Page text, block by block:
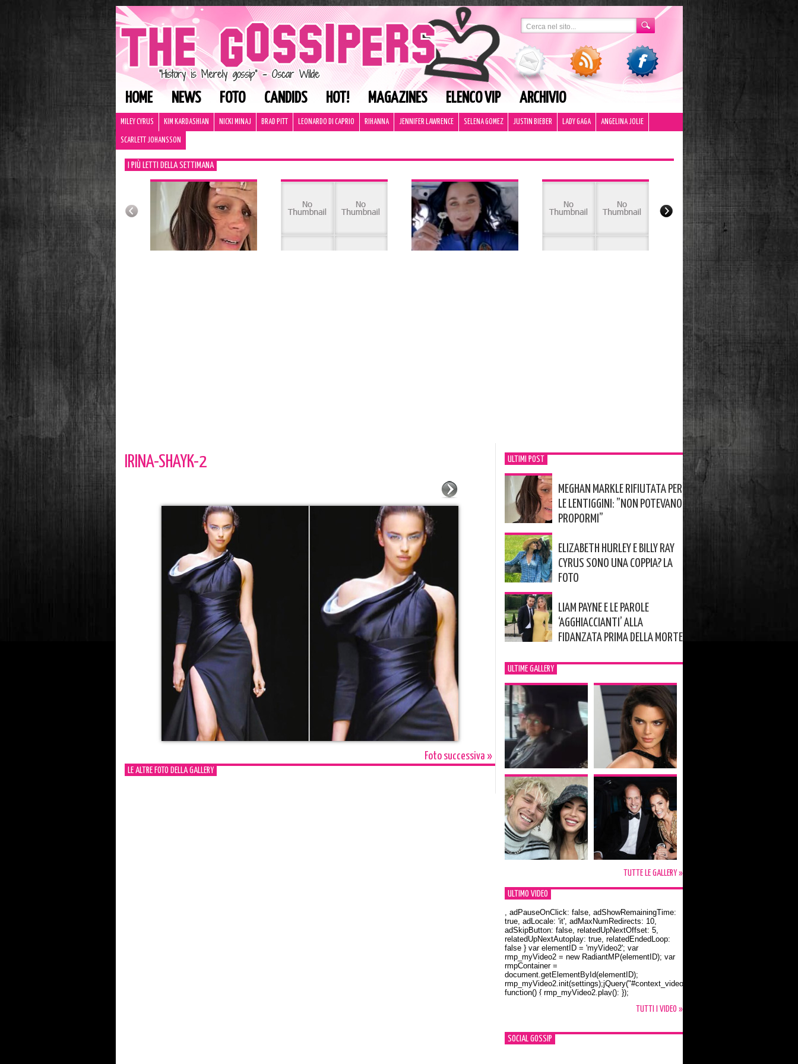
HOME NEWS FOTO CANDIDS HOT! MAGAZINES ELENCO VIP ARCHIVIO
MILEY CYRUS KIM KARDASHIAN NICKI MINAJ BRAD PITT LEONARDO DI CAPRIO RIHANNA JENNIFER LAWRENCE SELENA GOMEZ JUSTIN BIEBER LADY GAGA ANGELINA JOLIE
SCARLETT JOHANSSON
I PIÙ LETTI DELLA SETTIMANA
IRINA-SHAYK-2
Foto successiva »
LE ALTRE FOTO DELLA GALLERY
ULTIMI POST
MEGHAN MARKLE RIFIUTATA PER
LE LENTIGGINI: ”NON POTEVANO
PROPORMI”
ELIZABETH HURLEY E BILLY RAY
CYRUS SONO UNA COPPIA? LA
FOTO
LIAM PAYNE E LE PAROLE
‘AGGHIACCIANTI’ ALLA
FIDANZATA PRIMA DELLA MORTE
ULTIME GALLERY
TUTTE LE GALLERY »
ULTIMO VIDEO
Orlando Bloom e la t-shirt dedicata a Flynn
, adPauseOnClick: false, adShowRemainingTime:
true, adLocale: 'it', adMaxNumRedirects: 10,
adSkipButton: false, relatedUpNextOffset: 5,
relatedUpNextAutoplay: true, relatedEndedLoop:
false } var elementID = 'myVideo2'; var
rmp_myVideo2 = new RadiantMP(elementID); var
rmpContainer =
document.getElementById(elementID);
rmp_myVideo2.init(settings);jQuery("#context_video2").one("mouseover",
function() { rmp_myVideo2.play(); });
TUTTI I VIDEO »
SOCIAL GOSSIP